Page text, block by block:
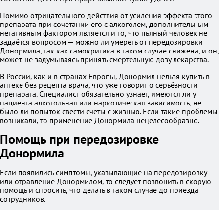
Помимо отрицательного действия от усиления эффекта этого
препарата при сочетании его с алкоголем, дополнительным
негативным фактором является и то, что пьяный человек не
задаётся вопросом — можно ли умереть от передозировки
Донормила, так как самокритика в таком случае снижена, и он,
может, не задумываясь принять смертельную дозу лекарства.
В России, как и в странах Европы, Донормил нельзя купить в
аптеке без рецепта врача, что уже говорит о серьёзности
препарата. Специалист обязательно узнает, имеются ли у
пациента алкогольная или наркотическая зависимость, не
было ли попыток свести счёты с жизнью. Если такие проблемы
возникали, то применение Донормила нецелесообразно.
Помощь при передозировке
Донормила
Если появились симптомы, указывающие на передозировку
или отравление Донормилом, то следует позвонить в скорую
помощь и спросить, что делать в таком случае до приезда
сотрудников.